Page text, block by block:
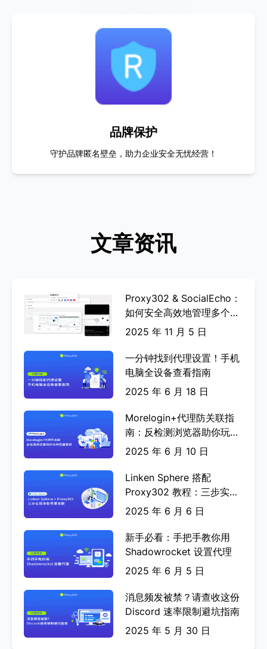
在配合EasySpider进行数据采集工作时，
Proxy302稳定的产品性能与灵活的收费
模式让我们有效降低了成本。
Naibo W
我花了很长时间寻找一家价格合理的住宅
代理提供商。经过对比我选用了
Proxy302，在满足我所有需求外能提供
合理的价格。我已经使用他们的服务6个
月了，一切都很顺利。我会继续使用他们
的服务。
Dustin L
我们在使用 Proxy302 进行数据采集和网
页抓取时有很好的体验。它的速度非常
快，而且服务的可用性令人印象深刻。我
推荐他们的产品以及灵活的定价模式。
旅游情报
打造卓越旅游情报服务，实现无边界全球化智能旅行！
文章资讯
Proxy302 & SocialEcho：
如何安全高效地管理多个
Facebook 账号
2025 年 11 月 5 日
一分钟找到代理设置！手机
电脑全设备查看指南
2025 年 6 月 18 日
Morelogin+代理防关联指
南：反检测浏览器助你玩转
联盟营销
2025 年 6 月 10 日
Linken Sphere 搭配
Proxy302 教程：三步实现
多账号零关联
2025 年 6 月 6 日
新手必看：手把手教你用
Shadowrocket 设置代理
2025 年 6 月 5 日
消息频发被禁？请查收这份
Discord 速率限制避坑指南
2025 年 5 月 30 日